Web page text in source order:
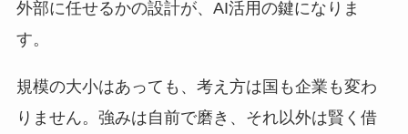
外部に任せるかの設計が、AI活用の鍵になりま
す。
規模の大小はあっても、考え方は国も企業も変わ
りません。強みは自前で磨き、それ以外は賢く借